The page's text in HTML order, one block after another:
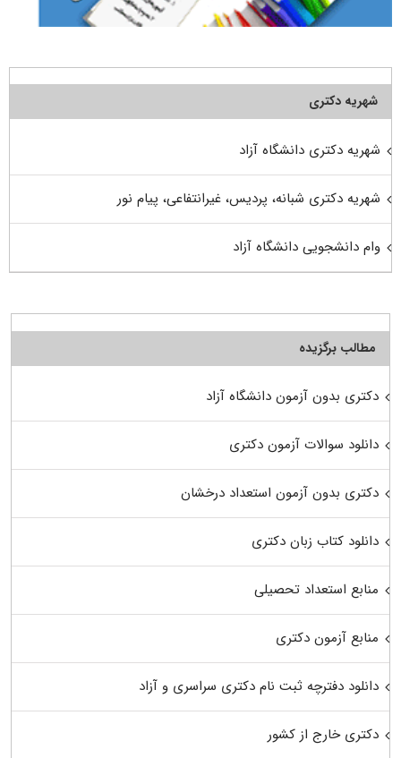
شهریه دکتری
شهریه دکتری دانشگاه آزاد
شهریه دکتری شبانه، پردیس، غیرانتفاعی، پیام نور
وام دانشجویی دانشگاه آزاد
مطالب برگزیده
دکتری بدون آزمون دانشگاه آزاد
دانلود سوالات آزمون دکتری
دکتری بدون آزمون استعداد درخشان
دانلود کتاب زبان دکتری
منابع استعداد تحصیلی
منابع آزمون دکتری
دانلود دفترچه ثبت نام دکتری سراسری و آزاد
دکتری خارج از کشور